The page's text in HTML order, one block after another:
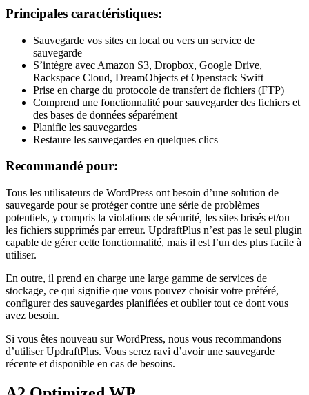
Principales caractéristiques:
Sauvegarde vos sites en local ou vers un service de
sauvegarde
S’intègre avec Amazon S3, Dropbox, Google Drive,
Rackspace Cloud, DreamObjects et Openstack Swift
Prise en charge du protocole de transfert de fichiers (FTP)
Comprend une fonctionnalité pour sauvegarder des fichiers et
des bases de données séparément
Planifie les sauvegardes
Restaure les sauvegardes en quelques clics
Recommandé pour:
Tous les utilisateurs de WordPress ont besoin d’une solution de
sauvegarde pour se protéger contre une série de problèmes
potentiels, y compris la violations de sécurité, les sites brisés et/ou
les fichiers supprimés par erreur. UpdraftPlus n’est pas le seul plugin
capable de gérer cette fonctionnalité, mais il est l’un des plus facile à
utiliser.
En outre, il prend en charge une large gamme de services de
stockage, ce qui signifie que vous pouvez choisir votre préféré,
configurer des sauvegardes planifiées et oublier tout ce dont vous
avez besoin.
Si vous êtes nouveau sur WordPress, nous vous recommandons
d’utiliser UpdraftPlus. Vous serez ravi d’avoir une sauvegarde
récente et disponible en cas de besoins.